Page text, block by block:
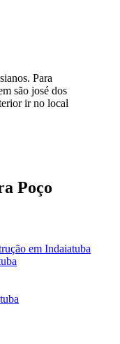
Para
são josé dos
ir no local
Poço
em Indaiatuba